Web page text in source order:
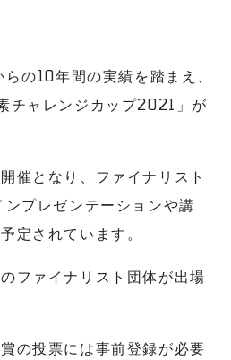
の10年間の実績を踏まえ、
チャレンジカップ2021」が
催となり、ファイナリスト
プレゼンテーションや講
定されています。
ファイナリスト団体が出場
の投票には事前登録が必要